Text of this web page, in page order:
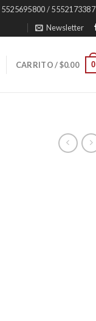
5525695800 / 5552173387
Newsletter
CARRITO /$0.00 0